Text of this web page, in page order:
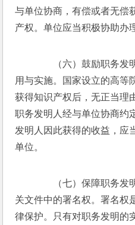
与单位协商，有偿或者无偿
产权。单位应当积极协助办
（六）鼓励职务发明
用与实施。国家设立的高等
获得知识产权后，无正当理
职务发明人经与单位协商约
发明人因此获得的收益，应
单位。
（七）保障职务发明
关文件中的署名权。署名权
律保护。只有对职务发明的